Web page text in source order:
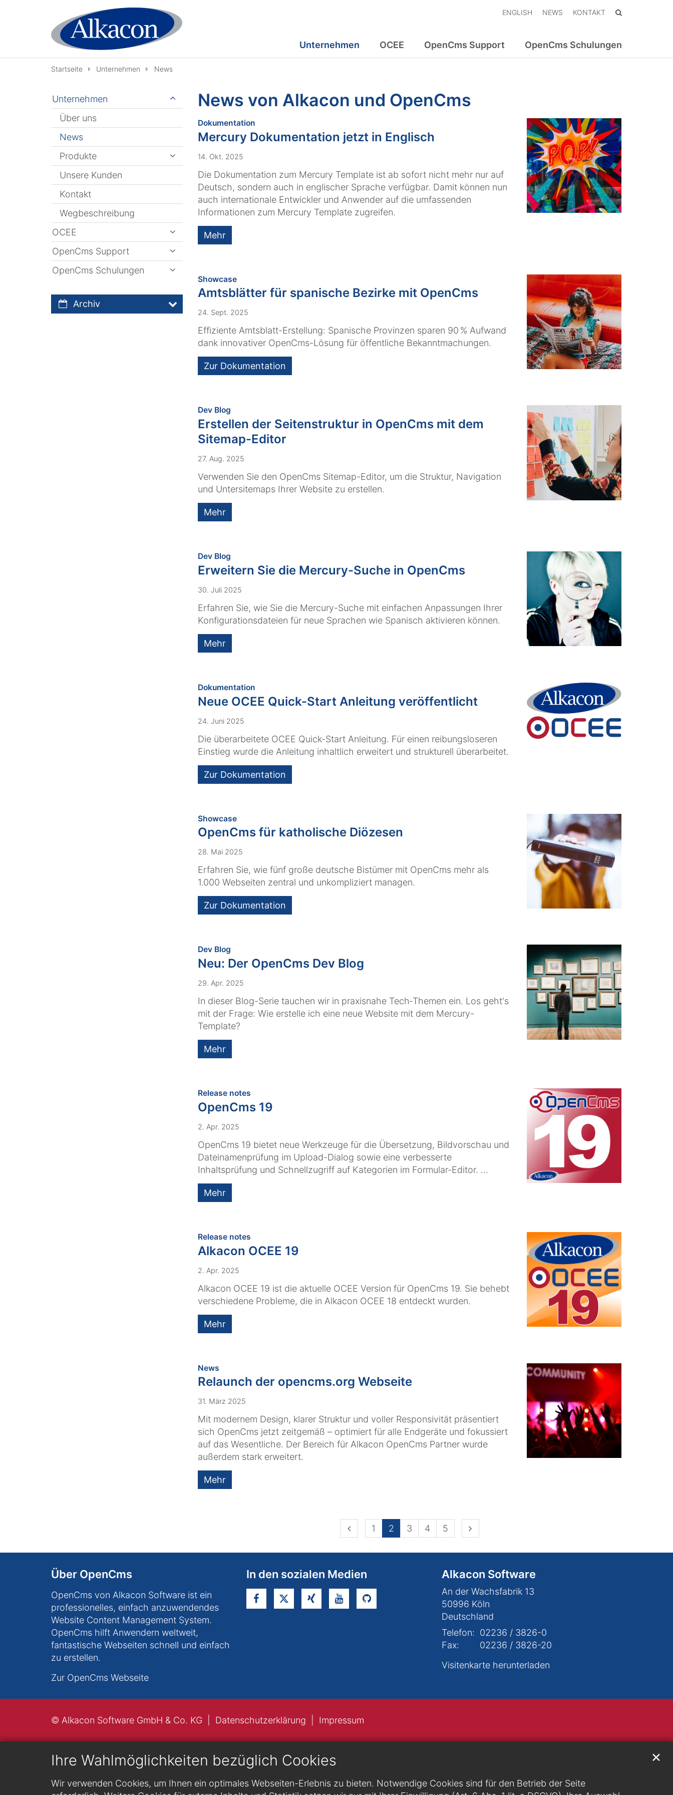
Ihre Wahlmöglichkeiten bezüglich Cookies
Wir verwenden Cookies, um Ihnen ein optimales Webseiten-Erlebnis zu bieten. Notwendige Cookies sind für den Betrieb der Seite
✕
ENGLISH NEWS KONTAKT
Unternehmen OCEE OpenCms Support OpenCms Schulungen
Startseite Unternehmen News
News von Alkacon und OpenCms
Dokumentation:
Mercury Dokumentation jetzt in Englisch
14. Okt. 2025
Die Dokumentation zum Mercury Template ist ab sofort nicht mehr nur auf
Deutsch, sondern auch in englischer Sprache verfügbar. Damit können nun
auch internationale Entwickler und Anwender auf die umfassenden
Informationen zum Mercury Template zugreifen.
Mehr
Showcase:
Amtsblätter für spanische Bezirke mit OpenCms
24. Sept. 2025
Effiziente Amtsblatt-Erstellung: Spanische Provinzen sparen 90 % Aufwand
dank innovativer OpenCms-Lösung für öffentliche Bekanntmachungen.
Zur Dokumentation
Dev Blog:
Erstellen der Seitenstruktur in OpenCms mit dem
Sitemap-Editor
27. Aug. 2025
Verwenden Sie den OpenCms Sitemap-Editor, um die Struktur, Navigation
und Untersitemaps Ihrer Website zu erstellen.
Mehr
Dev Blog:
Erweitern Sie die Mercury-Suche in OpenCms
30. Juli 2025
Erfahren Sie, wie Sie die Mercury-Suche mit einfachen Anpassungen Ihrer
Konfigurationsdateien für neue Sprachen wie Spanisch aktivieren können.
Mehr
Dokumentation:
Neue OCEE Quick-Start Anleitung veröffentlicht
24. Juni 2025
Die überarbeitete OCEE Quick-Start Anleitung. Für einen reibungsloseren
Einstieg wurde die Anleitung inhaltlich erweitert und strukturell überarbeitet.
Zur Dokumentation
Showcase:
OpenCms für katholische Diözesen
28. Mai 2025
Erfahren Sie, wie fünf große deutsche Bistümer mit OpenCms mehr als
1.000 Webseiten zentral und unkompliziert managen.
Zur Dokumentation
Dev Blog:
Neu: Der OpenCms Dev Blog
29. Apr. 2025
In dieser Blog-Serie tauchen wir in praxisnahe Tech‑Themen ein. Los geht's
mit der Frage: Wie erstelle ich eine neue Website mit dem Mercury-
Template?
Mehr
Release notes:
OpenCms 19
2. Apr. 2025
OpenCms 19 bietet neue Werkzeuge für die Übersetzung, Bildvorschau und
Dateinamenprüfung im Upload-Dialog sowie eine verbesserte
Inhaltsprüfung und Schnellzugriff auf Kategorien im Formular-Editor. ...
Mehr
Release notes:
Alkacon OCEE 19
2. Apr. 2025
Alkacon OCEE 19 ist die aktuelle OCEE Version für OpenCms 19. Sie behebt
verschiedene Probleme, die in Alkacon OCEE 18 entdeckt wurden.
Mehr
News:
Relaunch der opencms.org Webseite
31. März 2025
Mit modernem Design, klarer Struktur und voller Responsivität präsentiert
sich OpenCms jetzt zeitgemäß – optimiert für alle Endgeräte und fokussiert
auf das Wesentliche. Der Bereich für Alkacon OpenCms Partner wurde
außerdem stark erweitert.
Mehr
Vorherige Seite
1 2 3 4 5 Nächste Seite
Unternehmen
Über uns
News
Produkte
Unsere Kunden
Kontakt
Wegbeschreibung
OCEE
OpenCms Support
OpenCms Schulungen
Archiv
Über OpenCms
OpenCms von Alkacon Software ist ein
professionelles, einfach anzuwendendes
Website Content Management System.
OpenCms hilft Anwendern weltweit,
fantastische Webseiten schnell und einfach
zu erstellen.
Zur OpenCms Webseite
In den sozialen Medien Alkacon Software
An der Wachsfabrik 13
50996 Köln
Deutschland
Telefon: 02236 / 3826-0
Fax:
02236 / 3826-20
Visitenkarte herunterladen
© Alkacon Software GmbH & Co. KG Datenschutzerklärung Impressum